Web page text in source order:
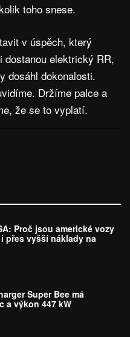
toho snese.
v úspěch, který
elektrický RR,
dosáhl dokonalosti.
Držíme palce a
že se to vyplatí.
Proč jsou americké vozy
přes vyšší náklady na
Super Bee má
a výkon 447 kW